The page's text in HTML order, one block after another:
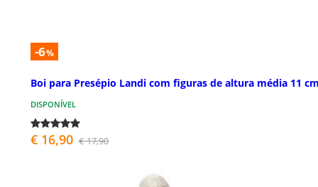
-6%
Boi para Presépio Landi com figuras de altura média 11
DISPONÍVEL
€ 16,90 € 17,90